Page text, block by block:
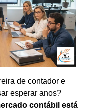
de contador e
esperar anos?
contábil está